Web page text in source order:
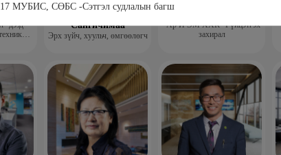
МУБИС, СӨБС -Сэтгэл судлалын багш
дээд
Жаргалсайхан
Сангичимаа
Эрх зүйч, хуульч, өмгөөлөгч
"Ар И ЭМ ХХК" Гүйцэтгэх
захирал